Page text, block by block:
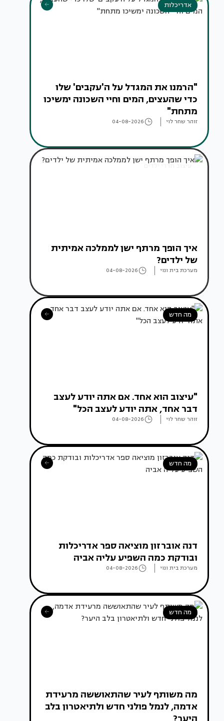
אדריכלות
"הרמנו את המגדל על ה'עקבים' שלו
כדי שהעצים, המים וחיי השכונה ימשיכו
מתחת"
זוהר שחר לוי 04-08-2026
עיצוב חדרי ילדים
איך הופך מרתף ישן לממלכה אמיתית
של ילדים?
מערכת בית ונוי 04-08-2026
מה חדש
"עיצוב הוא אחד. אם אתה יודע לעצב
דבר אחד, אתה יודע לעצב הכל"
זוהר שחר לוי 04-08-2026
מה חדש
דנה אוברזון מוציאה ספר אדריכלות
ובודקת כמה השפיע עליה אביה
מערכת בית ונוי 04-08-2026
מה חדש
מה משותף לעיר שהתאוששה מרעידת
אדמה, לנמל פולני חדש ולתיאטרון בלב